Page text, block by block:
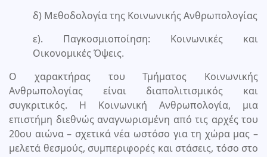
δ) Μεθοδολογία της Κοινωνικής Ανθρωπολογίας
ε). Παγκοσμιοποίηση: Κοινωνικές και
Οικονομικές Όψεις.
Ο χαρακτήρας του Τμήματος Κοινωνικής
Ανθρωπολογίας είναι διαπολιτισμικός και
συγκριτικός. Η Κοινωνική Ανθρωπολογία, μια
επιστήμη διεθνώς αναγνωρισμένη από τις αρχές του
20ου αιώνα – σχετικά νέα ωστόσο για τη χώρα μας –
μελετά θεσμούς, συμπεριφορές και στάσεις, τόσο στο